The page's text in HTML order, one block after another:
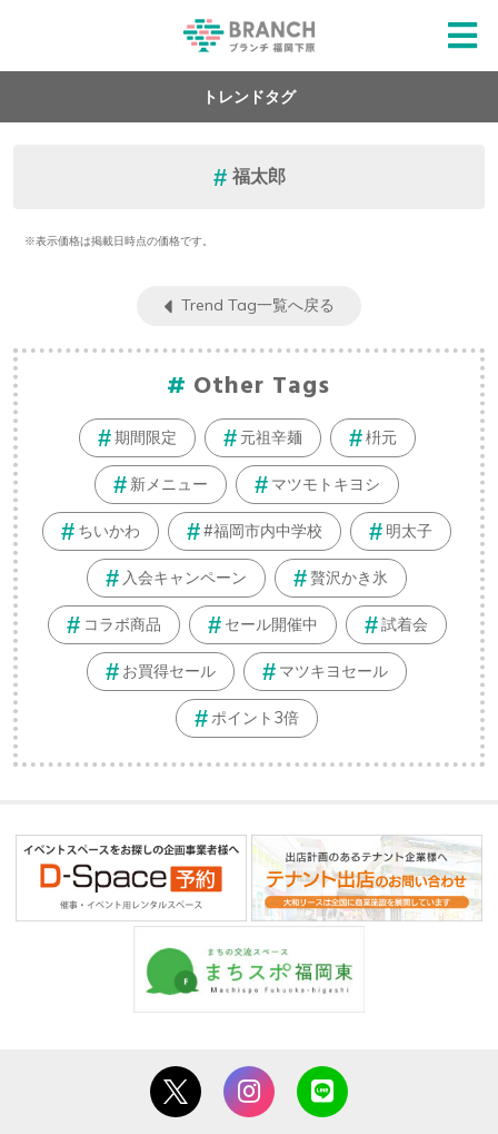
トレンドタグ
福太郎
※表示価格は掲載日時点の価格です。
Trend Tag一覧へ戻る
Other Tags
期間限定 元祖辛麺 枡元
新メニュー マツモトキヨシ
ちいかわ #福岡市内中学校 明太子
入会キャンペーン 贅沢かき氷
コラボ商品 セール開催中 試着会
お買得セール マツキヨセール
ポイント3倍